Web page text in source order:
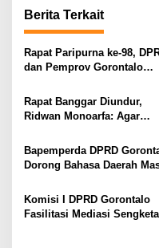
g
a
s
p
o
s
Berita Terkait
Rapat Paripurna ke-98,
dan Pemprov Gorontalo
PPAS 2026
Rapat Banggar Diundur,
Ridwan Monoarfa: Agar
APBD Lebih Komprehensif
Bapemperda DPRD
Dorong Bahasa Daerah
Komisi I DPRD Gorontalo
Fasilitasi Mediasi Sengketa